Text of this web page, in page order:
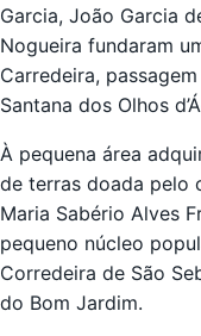
Garcia, João Garcia
Nogueira fundaram
Carredeira,
Santana dos Olhos
À pequena área
de terras doada pelo
Maria Sabério Alves
pequeno núcleo
Corredeira de São
do Bom Jardim.